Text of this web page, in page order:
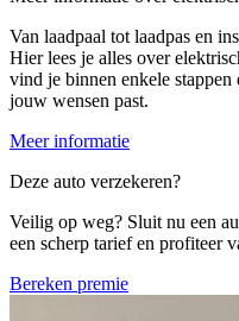
Van laadpaal tot laadpas en
Hier lees je alles over
vind je binnen enkele stappen
jouw wensen past.
Meer informatie
Deze auto verzekeren?
Veilig op weg? Sluit nu een
een scherp tarief en profiteer
Bereken premie